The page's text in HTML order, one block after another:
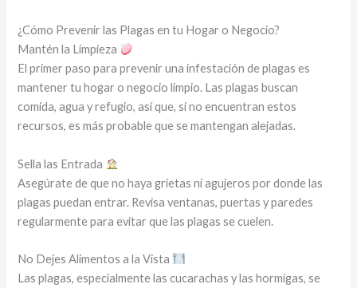
¿Cómo Prevenir las Plagas en tu Hogar o Negocio?
Mantén la Limpieza
El primer paso para prevenir una infestación de plagas es
mantener tu hogar o negocio limpio. Las plagas buscan
comida, agua y refugio, así que, si no encuentran estos
recursos, es más probable que se mantengan alejadas.
Sella las Entrada
Asegúrate de que no haya grietas ni agujeros por donde las
plagas puedan entrar. Revisa ventanas, puertas y paredes
regularmente para evitar que las plagas se cuelen.
No Dejes Alimentos a la Vista
Las plagas, especialmente las cucarachas y las hormigas, se